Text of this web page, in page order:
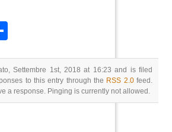
Settembre 1st, 2018 at 16:23 and is filed
to this entry through the RSS 2.0feed.
a response. Pinging is currently not allowed.